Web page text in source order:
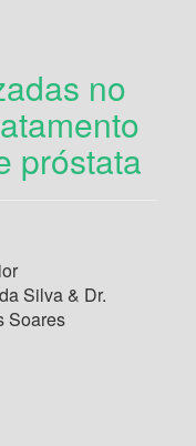
no
próstata
Silva & Dr.
Soares